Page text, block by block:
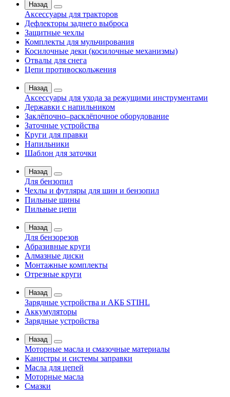
Назад
Аксессуары для тракторов
Дефлекторы заднего выброса
Защитные чехлы
Комплекты для мульчирования
Косилочные деки (косилочные механизмы)
Отвалы для снега
Цепи противоскольжения
Назад
Аксессуары для ухода за режущими инструментами
Державки с напильником
Заклёпочно–расклёпочное оборудование
Заточные устройства
Круги для правки
Напильники
Шаблон для заточки
Назад
Для бензопил
Чехлы и футляры для шин и бензопил
Пильные шины
Пильные цепи
Назад
Для бензорезов
Абразивные круги
Алмазные диски
Монтажные комплекты
Отрезные круги
Назад
Зарядные устройства и АКБ STIHL
Аккумуляторы
Зарядные устройства
Назад
Моторные масла и смазочные материалы
Канистры и системы заправки
Масла для цепей
Моторные масла
Смазки